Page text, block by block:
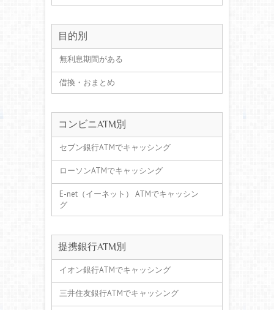
目的別
無利息期間がある
借換・おまとめ
コンビニATM別
セブン銀行ATMでキャッシング
ローソンATMでキャッシング
E-net（イーネット） ATMでキャッシン
グ
提携銀行ATM別
イオン銀行ATMでキャッシング
三井住友銀行ATMでキャッシング